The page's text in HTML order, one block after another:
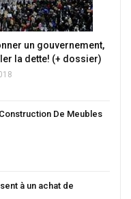
un gouvernement,
la dette! (+ dossier)
De Meubles
à un achat de